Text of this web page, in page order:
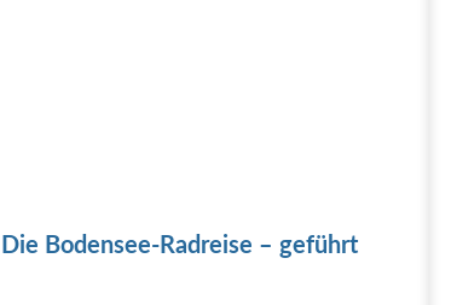
Die Bodensee-Radreise – geführt